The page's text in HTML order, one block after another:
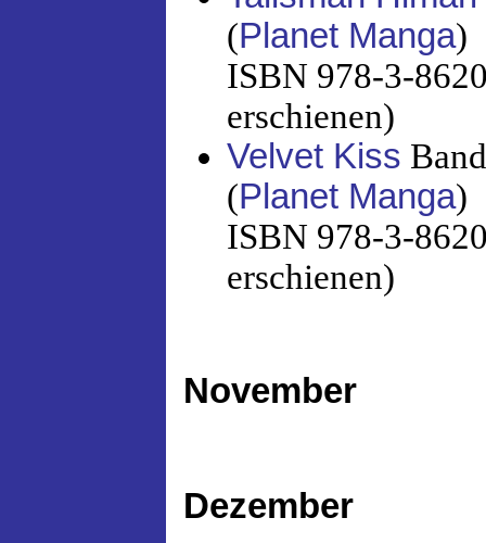
(Planet Manga)
ISBN 978-3-
erschienen)
Velvet Kiss
(Planet Manga)
ISBN 978-3-
erschienen)
November
Dezember